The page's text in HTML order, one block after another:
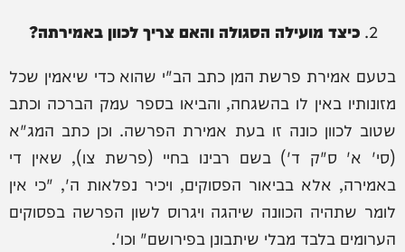
כיצד מועילה הסגולה והאם צריך לכוון באמירתה?
בטעם אמירת פרשת המן כתב הב"י שהוא כדי שיאמין שכל
מזונותיו באין לו בהשגחה, והביאו בספר עמק הברכה וכתב
שטוב לכוון כונה זו בעת אמירת הפרשה. וכן כתב המג"א
(סי' א' ס"ק ד') בשם רבינו בחיי (פרשת צו), שאין די
באמירה, אלא בביאור הפסוקים, ויכיר נפלאות ה', "כי אין
לומר שתהיה הכוונה שיהגה ויגרוס לשון הפרשה בפסוקים
הערומים בלבד מבלי שיתבונן בפירושם" וכו'.